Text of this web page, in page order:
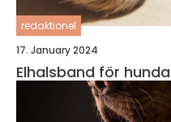
redaktionel
17. January 2024
Elhalsband för